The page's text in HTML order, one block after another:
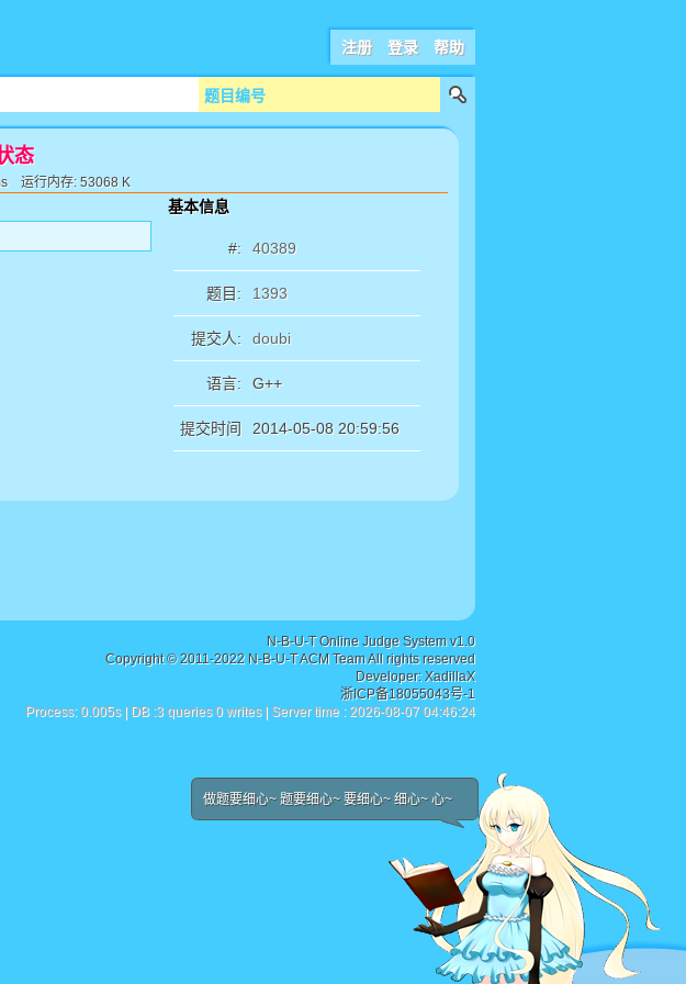
注册 登录 帮助
态
运行内存: 53068 K
基本信息
#: 40389
题目: 1393
提交人: doubi
语言: G++
提交时间 2014-05-08 20:59:56
N-B-U-T Online Judge System v1.0
Copyright © 2011-2022 N-B-U-T ACM Team All rights reserved
Developer:XadillaX
浙ICP备18055043号-1
Process: 0.005s | DB :3 queries 0 writes | Server time : 2026-08-07 04:46:24
做题要细心~ 题要细心~ 要细心~ 细心~ 心~